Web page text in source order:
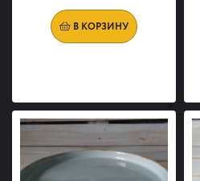
В КОРЗИНУ